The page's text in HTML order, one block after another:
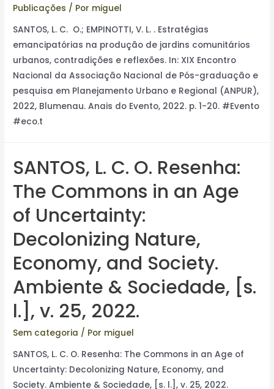
Publicações / Por miguel
SANTOS, L. C. O.; EMPINOTTI, V. L. . Estratégias
emancipatórias na produção de jardins comunitários
urbanos, contradições e reflexões. In: XIX Encontro
Nacional da Associação Nacional de Pós-graduação e
pesquisa em Planejamento Urbano e Regional (ANPUR),
2022, Blumenau. Anais do Evento, 2022. p. 1-20. #Evento
#eco.t
SANTOS, L. C. O. Resenha:
The Commons in an Age
of Uncertainty:
Decolonizing Nature,
Economy, and Society.
Ambiente & Sociedade, [s.
l.], v. 25, 2022.
Sem categoria / Por miguel
SANTOS, L. C. O. Resenha: The Commons in an Age of
Uncertainty: Decolonizing Nature, Economy, and
Society. Ambiente & Sociedade, [s. l.], v. 25, 2022.